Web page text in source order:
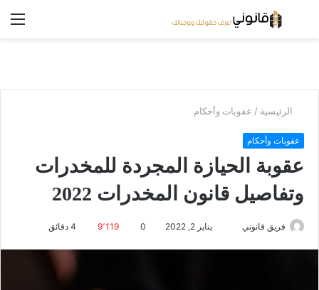
بحث
الرئيسية / عقوبات وأحكام
عقوبات وأحكام
عقوبة الحيازة المجردة للمخدرات
وتفاصيل قانون المخدرات 2022
فريق قانوني يناير 2, 2022 0 9٬119